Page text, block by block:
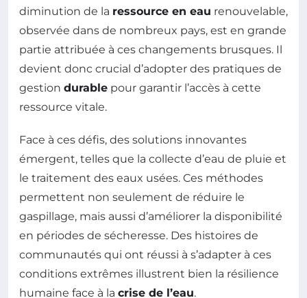
diminution de la ressource en eau renouvelable,
observée dans de nombreux pays, est en grande
partie attribuée à ces changements brusques. Il
devient donc crucial d’adopter des pratiques de
gestion durable pour garantir l’accès à cette
ressource vitale.
Face à ces défis, des solutions innovantes
émergent, telles que la collecte d’eau de pluie et
le traitement des eaux usées. Ces méthodes
permettent non seulement de réduire le
gaspillage, mais aussi d’améliorer la disponibilité
en périodes de sécheresse. Des histoires de
communautés qui ont réussi à s’adapter à ces
conditions extrêmes illustrent bien la résilience
humaine face à la crise de l’eau.